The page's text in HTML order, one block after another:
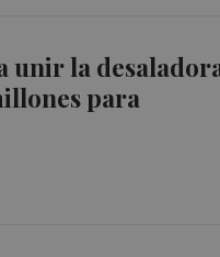
unir la
para